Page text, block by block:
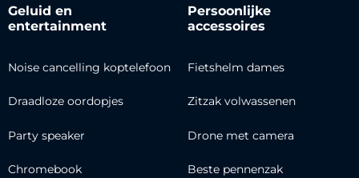
Geluid en
entertainment
Noise cancelling koptelefoon
Draadloze oordopjes
Party speaker
Chromebook
Persoonlijke
accessoires
Fietshelm dames
Zitzak volwassenen
Drone met camera
Beste pennenzak